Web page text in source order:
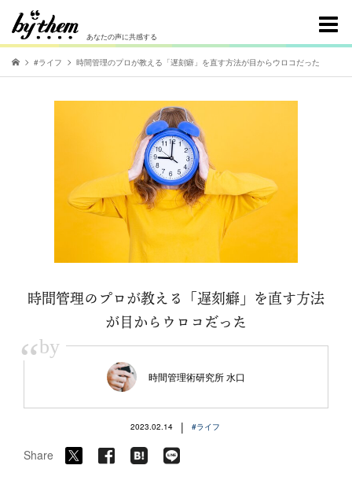
あなたの声に共感する
#ライフ 時間管理のプロが教える「遅刻癖」を直す方法が目からウロコだった
時間管理のプロが教える「遅刻癖」を直す方法
が目からウロコだった
“by
時間管理術研究所 水口
2023.02.14 | #ライフ
Share